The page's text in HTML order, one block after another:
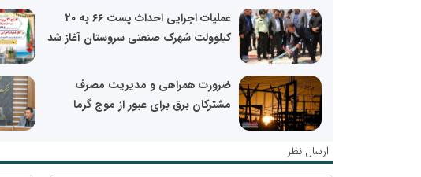
عملیات اجرایی احداث پست ۶۶ به ۲۰
کیلوولت شهرک صنعتی سروستان آغاز شد
ضرورت همراهی و مدیریت مصرف
مشترکان برق برای عبور از موج گرما
ارسال نظر